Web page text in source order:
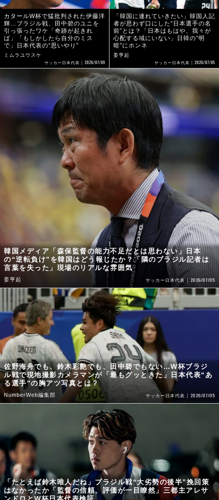
カタールW杯で猛批判された伊藤洋
輝…ブラジル戦、田中碧のユニを
引っ張ったワケ「奇跡が起きれ
ば」「もしかしたら自分のミス
で」日本代表の“思いやり”
ミムラユウスケ
サッカー日本代表 2026/07/09
「韓国に連れていきたい」韓国人記
者が思わず口にした“日本選手の名
前”とは？「日本はもはや、我々が
心配する域にいない」日韓の“明
暗”にホンネ
姜亨起
サッカー日本代表 2026/07/05
韓国メディア「森保監督の能力不足だとは思わない」日本
の“逆転負け”を韓国はどう報じたか？「隣のブラジル記者は
言葉を失った」現場のリアルな雰囲気
姜亨起 サッカー日本代表 2026/07/05
佐野海舟でも、鈴木彩艶でも、田中碧でもない…W杯ブラジ
ル戦で現地撮影カメラマンが「最もグッときた」日本代表“あ
る選手”の胸アツ写真とは？
NumberWeb編集部 サッカー日本代表 2026/07/05
「たとえば鈴木唯人だね」ブラジル戦“大劣勢の後半”挽回策
はなかったか「監督の信頼、評価が一目瞭然」三都主アレサ